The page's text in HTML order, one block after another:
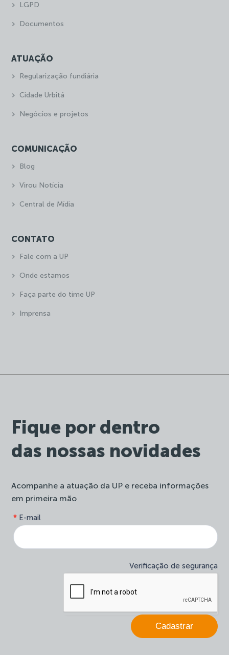
Fique por dentro
das nossas novidades
Acompanhe a atuação da UP e receba informações
em primeira mão
site-
newsletter
E-mail
*
Verificação de segurança
Cadastrar
você
é
humano,
este
campo
branco.
LGPD
Documentos
ATUAÇÃO
Regularização fundiária
Cidade Urbitá
Negócios e projetos
COMUNICAÇÃO
Blog
Virou Notícia
Central de Mídia
CONTATO
Fale com a UP
Onde estamos
Faça parte do time UP
Imprensa